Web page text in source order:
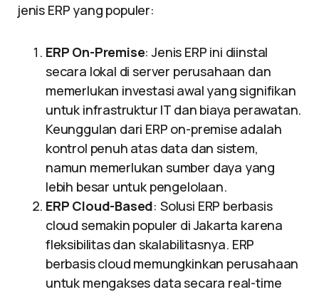
jenis ERP yang populer:
ERP On-Premise: Jenis ERP ini diinstal
secara lokal di server perusahaan dan
memerlukan investasi awal yang signifikan
untuk infrastruktur IT dan biaya perawatan.
Keunggulan dari ERP on-premise adalah
kontrol penuh atas data dan sistem,
namun memerlukan sumber daya yang
lebih besar untuk pengelolaan.
ERP Cloud-Based: Solusi ERP berbasis
cloud semakin populer di Jakarta karena
fleksibilitas dan skalabilitasnya. ERP
berbasis cloud memungkinkan perusahaan
untuk mengakses data secara real-time